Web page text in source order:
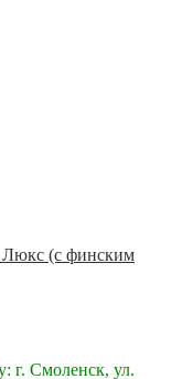
Люкс (с финским
г. Смоленск, ул.